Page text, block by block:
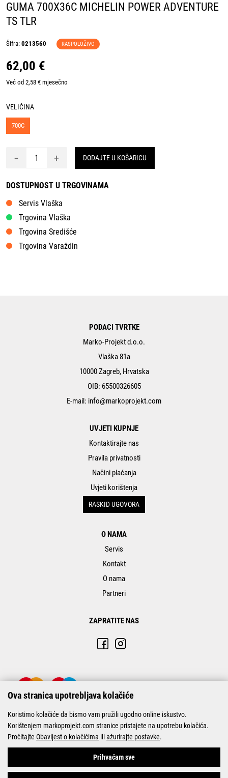
GUMA 700X36C MICHELIN POWER ADVENTURE
TS TLR
Šifra: 0213560 RASPOLOŽIVO
62,00 €
Već od 2,58 € mjesečno
VELIČINA
700C
- + DODAJTE U KOŠARICU
DOSTUPNOST U TRGOVINAMA
Servis Vlaška
Trgovina Vlaška
Trgovina Središće
Trgovina Varaždin
PODACI TVRTKE
Marko-Projekt d.o.o.
Vlaška 81a
10000 Zagreb, Hrvatska
OIB: 65500326605
E-mail: info@markoprojekt.com
UVJETI KUPNJE
Kontaktirajte nas
Pravila privatnosti
Načini plaćanja
Uvjeti korištenja
RASKID UGOVORA
O NAMA
Servis
Kontakt
O nama
Partneri
ZAPRATITE NAS
© Marko-Projekt 2026
Ova stranica upotrebljava kolačiće
Koristimo kolačiće da bismo vam pružili ugodno online iskustvo.
Korištenjem markoprojekt.com stranice pristajete na upotrebu kolačića.
Pročitajte Obavijest o kolačićima iliažurirajte postavke.
Prihvaćam sve